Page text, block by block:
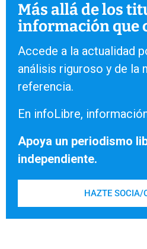
Más allá de los
información que
Accede a la actualidad
análisis riguroso y de la
referencia.
En infoLibre,
Apoya un periodismo
independiente.
HAZTE SOCIA/